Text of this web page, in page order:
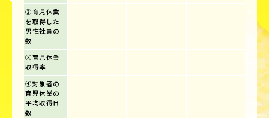
②育児休業
を取得した
男性社員の
数
ー ー ー
③育児休業
取得率
ー ー ー
④対象者の
育児休業の
平均取得日
数
ー ー ー